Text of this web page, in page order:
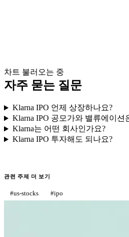
차트 불러오는 중
자주 묻는 질문
Klarna IPO 언제 상장하나요?
Klarna IPO 공모가와 밸류에이션
Klarna는 어떤 회사인가요?
Klarna IPO 투자해도 되나요?
관련 주제 더 보기
#us-stocks #ipo